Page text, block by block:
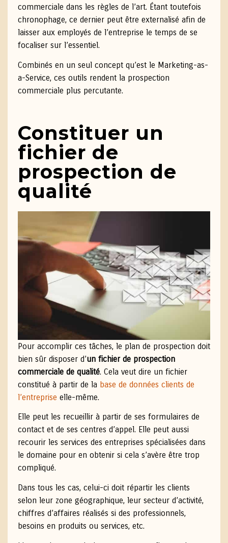
commerciale dans les règles de l’art. Étant toutefois
chronophage, ce dernier peut être externalisé afin de
laisser aux employés de l’entreprise le temps de se
focaliser sur l’essentiel.
Combinés en un seul concept qu’est le Marketing-as-
a-Service, ces outils rendent la prospection
commerciale plus percutante.
Constituer un
fichier de
prospection de
qualité
Pour accomplir ces tâches, le plan de prospection doit
bien sûr disposer d’un fichier de prospection
commerciale de qualité. Cela veut dire un fichier
constitué à partir de la base de données clients de
l’entreprise elle-même.
Elle peut les recueillir à partir de ses formulaires de
contact et de ses centres d’appel. Elle peut aussi
recourir les services des entreprises spécialisées dans
le domaine pour en obtenir si cela s’avère être trop
compliqué.
Dans tous les cas, celui-ci doit répartir les clients
selon leur zone géographique, leur secteur d’activité,
chiffres d’affaires réalisés si des professionnels,
besoins en produits ou services, etc.